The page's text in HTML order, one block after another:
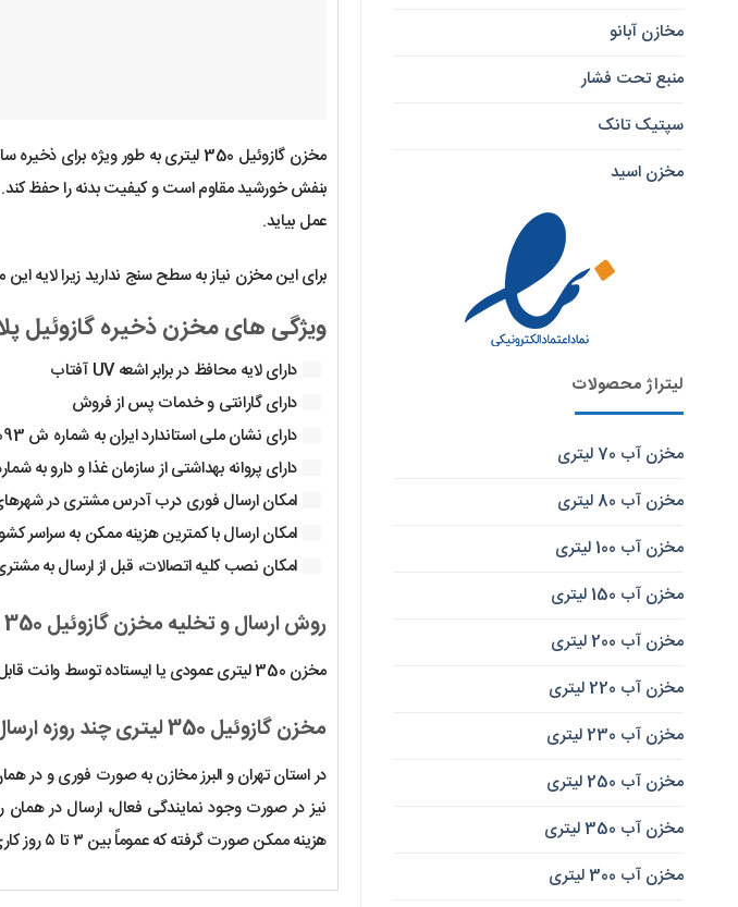
مخازن آبانو
منبع تحت فشار
سپتیک تانک
مخزن اسید
لیتراژ محصولات
مخزن آب 70 لیتری
مخزن آب 80 لیتری
مخزن آب 100 لیتری
مخزن آب 150 لیتری
مخزن آب 200 لیتری
مخزن آب 220 لیتری
مخزن آب 230 لیتری
مخزن آب 250 لیتری
مخزن آب 350 لیتری
مخزن آب 300 لیتری
مخزن گازوئیل 350 لیتری به طور
بنفش خورشید مقاوم است و کیفیت بدنه را حفظ کند.
عمل بیاید.
برای این مخزن نیاز به سطح سنج ندارید زیرا
ویژگی های مخزن ذخیره گازوئیل
دارای لایه محافظ در برابر اشعه UV آفتاب
دارای گارانتی و خدمات پس از فروش
دارای نشان ملی استاندارد ایران به شماره ش 854633093
دارای پروانه بهداشتی از سازمان غذا و دارو به شماره 49/
امکان ارسال فوری درب آدرس مشتری در
امکان ارسال با کمترین هزینه ممکن به سراسر
امکان نصب کلیه اتصالات، قبل از ارسال به مشتری
روش ارسال و تخلیه مخزن گازوئیل 350 لیتری عمودی
مخزن 350 لیتری عمودی یا ایستاده توسط وانت قابل حمل و جا به جایی است و به راحتی توسط 2 الی 3 نفر قابل جابه جایی است.
مخزن گازوئیل 350 لیتری چند روزه ارسال می گردد؟
در استان تهران و البرز مخازن به صورت فوری و
نیز در صورت وجود نمایندگی فعال، ارسال در
هزینه ممکن صورت گرفته که عموماً بین ۳ تا ۵ روز کاری زمان میبرد تا به دست شما برسد.